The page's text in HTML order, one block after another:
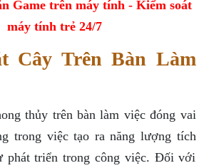
Game trên máy tính - Kiểm soát
máy tính trẻ 24/7
Cây Trên Bàn Làm
thủy trên bàn làm việc đóng vai
trong việc tạo ra năng lượng tích
phát triển trong công việc. Đối với